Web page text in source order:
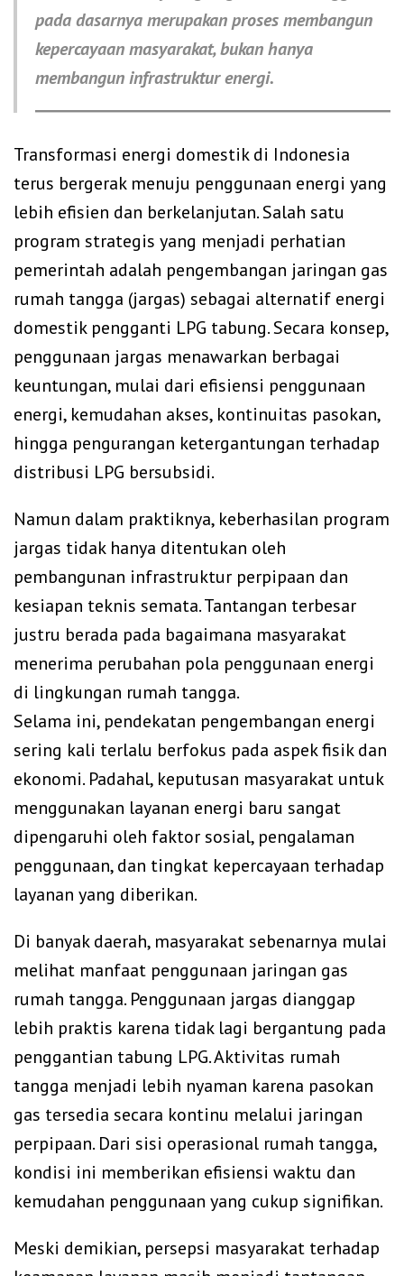
pada dasarnya merupakan proses membangun
kepercayaan masyarakat, bukan hanya
membangun infrastruktur energi.
Transformasi energi domestik di Indonesia
terus bergerak menuju penggunaan energi yang
lebih efisien dan berkelanjutan. Salah satu
program strategis yang menjadi perhatian
pemerintah adalah pengembangan jaringan gas
rumah tangga (jargas) sebagai alternatif energi
domestik pengganti LPG tabung. Secara konsep,
penggunaan jargas menawarkan berbagai
keuntungan, mulai dari efisiensi penggunaan
energi, kemudahan akses, kontinuitas pasokan,
hingga pengurangan ketergantungan terhadap
distribusi LPG bersubsidi.
Namun dalam praktiknya, keberhasilan program
jargas tidak hanya ditentukan oleh
pembangunan infrastruktur perpipaan dan
kesiapan teknis semata. Tantangan terbesar
justru berada pada bagaimana masyarakat
menerima perubahan pola penggunaan energi
di lingkungan rumah tangga.
Selama ini, pendekatan pengembangan energi
sering kali terlalu berfokus pada aspek fisik dan
ekonomi. Padahal, keputusan masyarakat untuk
menggunakan layanan energi baru sangat
dipengaruhi oleh faktor sosial, pengalaman
penggunaan, dan tingkat kepercayaan terhadap
layanan yang diberikan.
Di banyak daerah, masyarakat sebenarnya mulai
melihat manfaat penggunaan jaringan gas
rumah tangga. Penggunaan jargas dianggap
lebih praktis karena tidak lagi bergantung pada
penggantian tabung LPG. Aktivitas rumah
tangga menjadi lebih nyaman karena pasokan
gas tersedia secara kontinu melalui jaringan
perpipaan. Dari sisi operasional rumah tangga,
kondisi ini memberikan efisiensi waktu dan
kemudahan penggunaan yang cukup signifikan.
Meski demikian, persepsi masyarakat terhadap